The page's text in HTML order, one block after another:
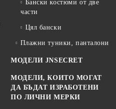
Бански костюми от две
части
Цял бански
Плажни туники, панталони
МОДЕЛИ JNSECRET
МОДЕЛИ, КОИТО МОГАТ
ДА БЪДАТ ИЗРАБОТЕНИ
ПО ЛИЧНИ МЕРКИ